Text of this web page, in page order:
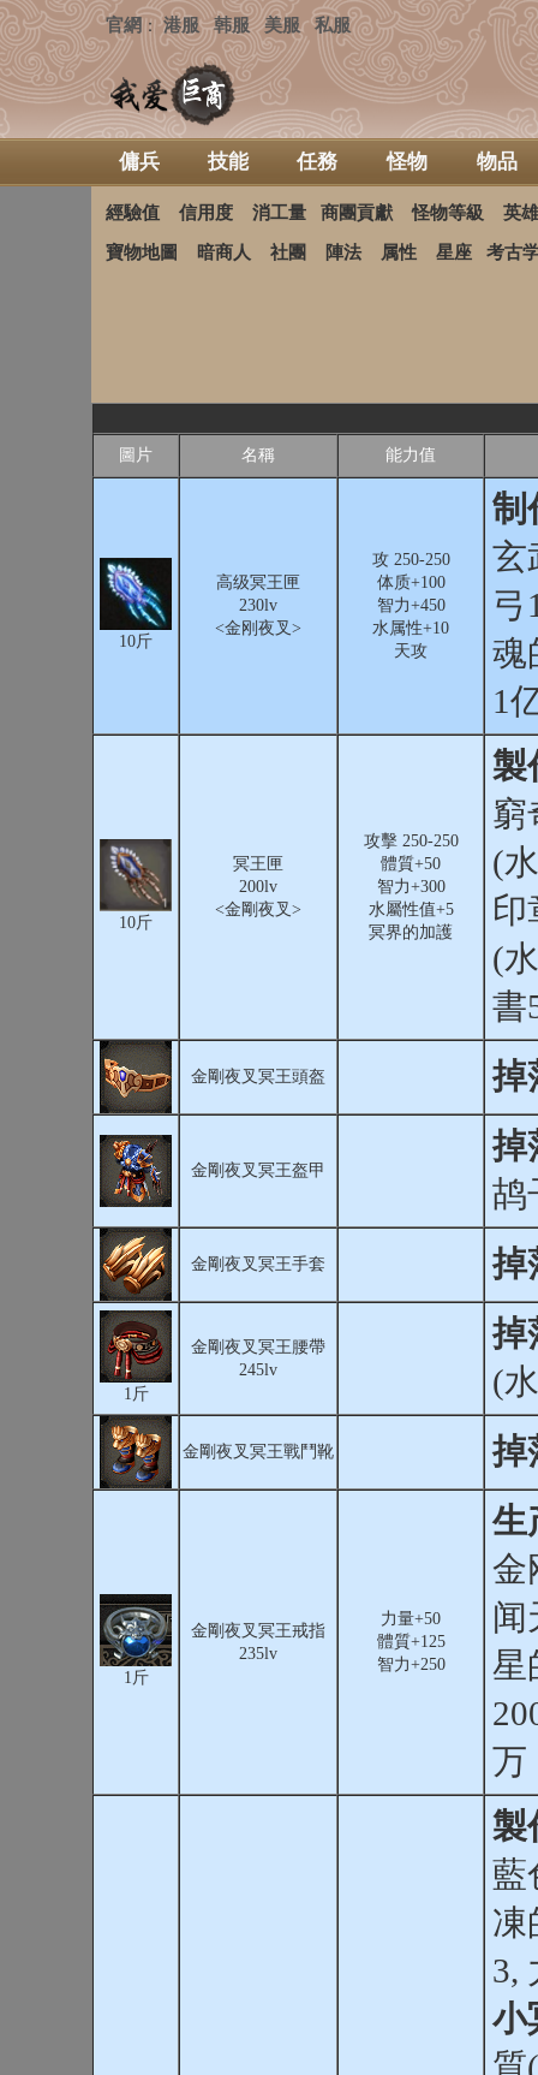
官網 ：港服 韩服 美服 私服
傭兵 技能 任務 怪物 物品
經驗值 信用度 消工量 商團貢獻 怪物等級 英
寶物地圖 暗商人 社團 陣法 属性 星座 考古
圖片 名稱 能力值
10斤
高级冥王匣
230lv
<金刚夜叉>
攻 250-250
体质+100
智力+450
水属性+10
天攻
制
玄
弓
魂
1
10斤
冥王匣
200lv
<金剛夜叉>
攻擊 250-250
體質+50
智力+300
水屬性值+5
冥界的加護
製
窮
(
印
(
書
金剛夜叉冥王頭盔 掉
金剛夜叉冥王盔甲
掉
鸪
金剛夜叉冥王手套 掉
1斤
金剛夜叉冥王腰帶
245lv
掉
(
金剛夜叉冥王戰鬥靴 掉
1斤
金剛夜叉冥王戒指
235lv
力量+50
體質+125
智力+250
生
金
闻
星
万
製
藍
凍
3,
小
質